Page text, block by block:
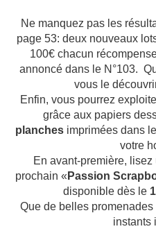
Ne manquez pas les
page 53: deux nouveaux
100€ chacun
annoncé dans le N°103.
vous le
Enfin, vous pourrez
grâce aux papiers
planches imprimées dans
votre
En avant-première,
prochain « Passion
disponible dès le
Que de belles
instants